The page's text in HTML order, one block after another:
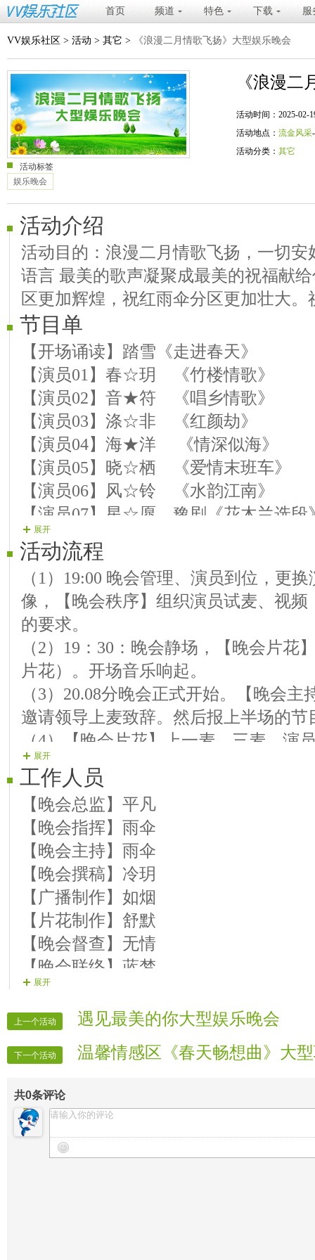
首页 频道 特色 下载 服
VV娱乐社区 > 活动 > 其它 > 《浪漫二月情歌飞扬》大型娱乐晚会
《浪漫
活动时间：2025-02-
活动地点： 流金风采
活动分类： 其它
活动标签
娱乐晚会
活动介绍
活动目的：浪漫二月情歌飞扬，一切
语言 最美的歌声凝聚成最美的祝福
区更加辉煌，祝红雨伞分区更加壮大。
节目单
【开场诵读】踏雪《走进春天》
【演员01】春☆玥 《竹楼情歌》
【演员02】音★符 《唱乡情歌》
【演员03】涤☆非 《红颜劫》
【演员04】海★洋 《情深似海》
【演员05】晓☆栖 《爱情末班车》
【演员06】风☆铃 《水韵江南》
【演员07】星☆愿 豫剧《花木兰选段
【演员08】天★意 《浓情 》
【演员09】梦☆幻 《开开心心每一天
【演员10】默☆默 《妈妈佛》
下半场
【演员11】天★宸 《爱人再见 》
【演员12】枫★轩 《情缘 》
【演员13】魅☆尚 《万千爱恋》
【演员14】守★鹱 《心愿》
【演员15】五☆月 《心相印手牵手》
【演员16】兰☆子 萨克斯 《桃花谣》
【演员17】玖★歌 《情缘》
【演员18】雨☆伞 《恋人心》
展开
活动流程
（1）19:00 晚会管理、演员到位，更
像，【晚会秩序】组织演员试麦、视
的要求。
（2）19：30：晚会静场，【晚会片花
片花）。开场音乐响起。
（3）20.08分晚会正式开始。【晚会
邀请领导上麦致辞。然后报上半场的
（4）【晚会片花】上一麦、三麦，演
人表演，分别上 一、二 麦。
（5）22点左右晚会结束，主持人上麦
（6）烟花不定时燃放。
展开
工作人员
【晚会总监】平凡
【晚会指挥】雨伞
【晚会主持】雨伞
【晚会撰稿】冷玥
【广播制作】如烟
【片花制作】舒默
【晚会督查】无情
【晚会联络】蓝梦
【晚会递麦】雨伞
【晚会协调】如何
【晚会迎宾】房间全体管理
【片花①】虾米
【片花③】晓雨
【片花备】格格
展开
上一个活动 遇见最美的你大型娱乐晚会
下一个活动 温馨情感区《春天畅想曲》大
共0条评论